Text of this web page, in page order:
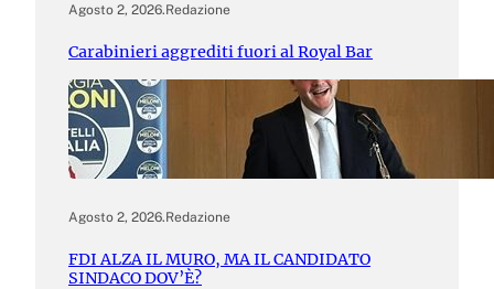
Agosto 2, 2026.Redazione
Carabinieri aggrediti fuori al Royal Bar
Agosto 2, 2026.Redazione
FDI ALZA IL MURO, MA IL CANDIDATO
SINDACO DOV’È?